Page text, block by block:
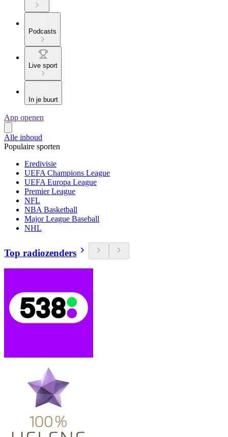
Podcasts
Live sport
In je buurt
App openen
Alle inhoud
Populaire sporten
Eredivisie
UEFA Champions League
UEFA Europa League
Premier League
NFL
NBA Basketball
Major League Baseball
NHL
Top radiozenders